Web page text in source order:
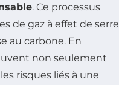
. Ce processus
de gaz à effet de serre
au carbone. En
non seulement
risques liés à une